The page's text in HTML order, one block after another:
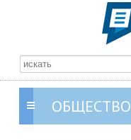
ОБЩЕСТВО